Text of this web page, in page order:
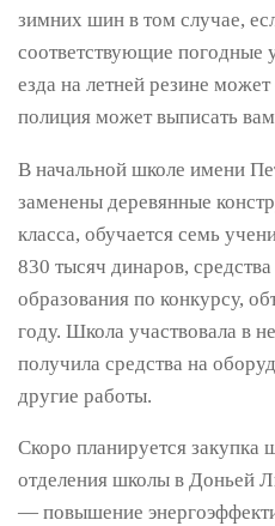
зимних шин в том случае,
соответствующие погодные
езда на летней резине
полиция может выписать
В начальной школе имени
заменены деревянные
класса, обучается семь
830 тысяч динаров,
образования по конкурсу,
году. Школа участвовала в
получила средства на
другие работы.
Скоро планируется закупка
отделения школы в Доньей
— повышение